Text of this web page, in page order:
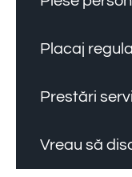
Placaj
Prestări
Vreau să